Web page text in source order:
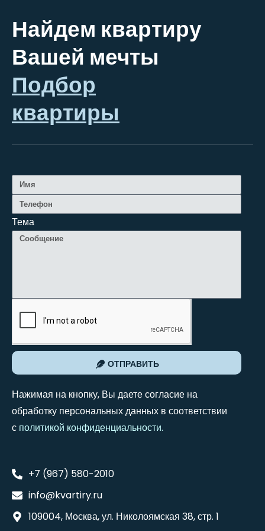
Найдем квартиру
Вашей мечты
Подбор
квартиры
Тема
ОТПРАВИТЬ
Нажимая на кнопку, Вы даете согласие на
обработку персональных данных в соответствии
с политикой конфиденциальности.
+7 (967) 580-2010
info@kvartiry.ru
109004, Москва, ул. Николоямская 38, стр. 1